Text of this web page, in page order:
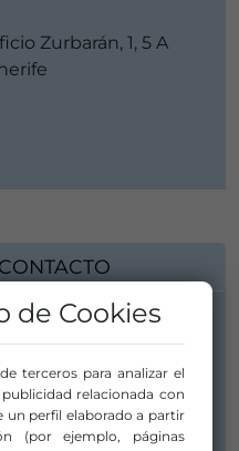
Zurbarán, 1, 5 A
de Cookies
terceros para analizar el
relacionada con
un perfil elaborado a partir
(por ejemplo, páginas